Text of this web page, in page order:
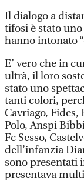
Il dialogo a
tifosi è stato
hanno intonato
E’ vero che in
ultrà, il loro
stato uno
tanti colori,
Cavriago,
Polo, Anspi
Fc Sesso,
dell’infanzia
sono presentati
presentava